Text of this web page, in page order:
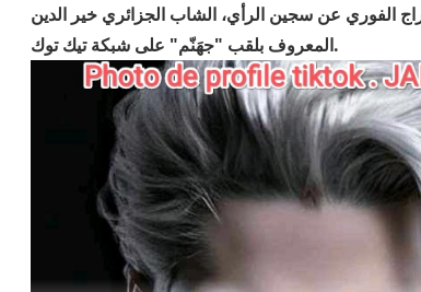
الفوري عن سجين الرأي، الشاب الجزائري خير الدين
المعروف بلقب "جهَنّم" على شبكة تيك توك.